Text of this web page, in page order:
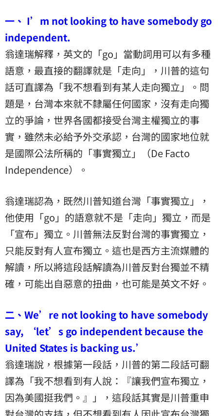
一、 I’m not looking to have somebody go
independent.
翁達瑞解釋，英文的「go」當動詞用可以有多種
語意，最直接的翻譯就是「走向」，川普的這句
話可直譯為「我不想看到有某人走向獨立」。問
題是，台灣本來就不隸屬任何國家，沒有走向獨
立的爭論，世界各國都接受台灣主權獨立的事
實，雖然未必給予外交承認，台灣的國家地位就
是國際公法所稱的「事實獨立」（De Facto
Independence）。
翁達瑞認為，既然川普知道台灣「事實獨立」，
他使用「go」的語意就不是「走向」獨立，而是
「宣布」獨立。川普無法反對台灣的事實獨立，
只能反對有人宣布獨立。這也是西方主流媒體的
解讀，所以將這段話解讀為川普反對台獨並不精
確，可能出自惡意的扭曲，也可能是英文不好。
二、We’re not looking to have somebody
say, ‘let’s go independent because the
United States is backing us.’
翁達瑞說，根據第一段話，川普的第二段話可翻
譯為「我不想看到有人說：『讓我們宣布獨立，
因為美國挺我們。』」，這段話其實是川普重申